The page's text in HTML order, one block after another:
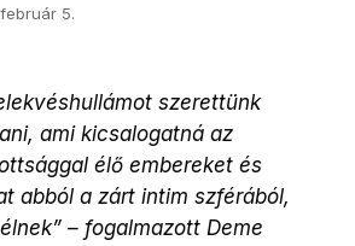
5.
szerettünk
ami kicsalogatná az
élő embereket és
abból a zárt intim szférából,
– fogalmazott Deme